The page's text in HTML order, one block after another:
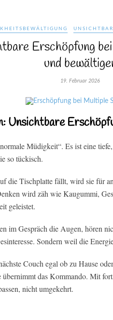
Erschöpfung
und
19. Februar 2026
Unsichtbare
Müdigkeit“. Es ist eine
so tückisch.
die Tischplatte fällt, wird sie für
wird zäh wie Kaugummi,
geleistet.
im Gespräch die Augen, hören
Sondern weil die
Couch egal ob zu Hause
das Kommando. Mit
nicht umgekehrt.